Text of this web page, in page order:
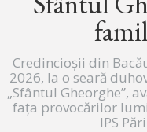
Credincioșii din
2026, la o seară
„Sfântul Gheorghe”,
fața provocărilor
IPS